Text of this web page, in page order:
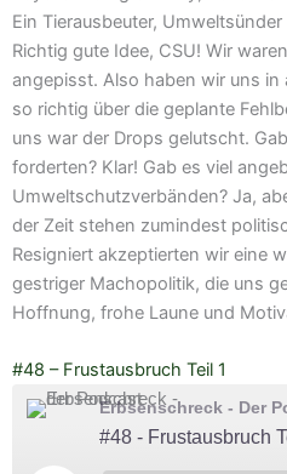
Ein Tierausbeuter,
Richtig gute Idee, CSU! Wir
angepisst. Also haben wir uns in
so richtig über die geplante
uns war der Drops gelutscht.
forderten? Klar! Gab es viel
Umweltschutzverbänden? Ja,
der Zeit stehen zumindest
Resigniert akzeptierten wir eine
gestriger Machopolitik, die uns
Hoffnung, frohe Laune und
#48 – Frustausbruch Teil 1
Erbsenschreck - Der
#48 - Frustausbruch